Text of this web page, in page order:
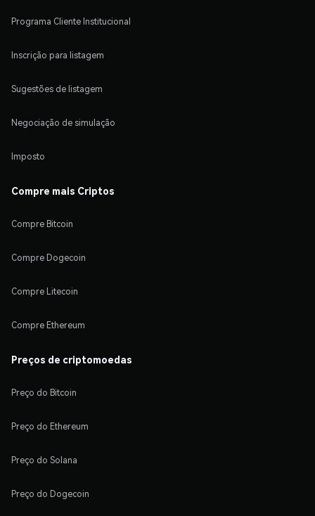
Programa Cliente Institucional
Inscrição para listagem
Sugestões de listagem
Negociação de simulação
Imposto
Compre mais Criptos
Compre Bitcoin
Compre Dogecoin
Compre Litecoin
Compre Ethereum
Preços de criptomoedas
Preço do Bitcoin
Preço do Ethereum
Preço do Solana
Preço do Dogecoin